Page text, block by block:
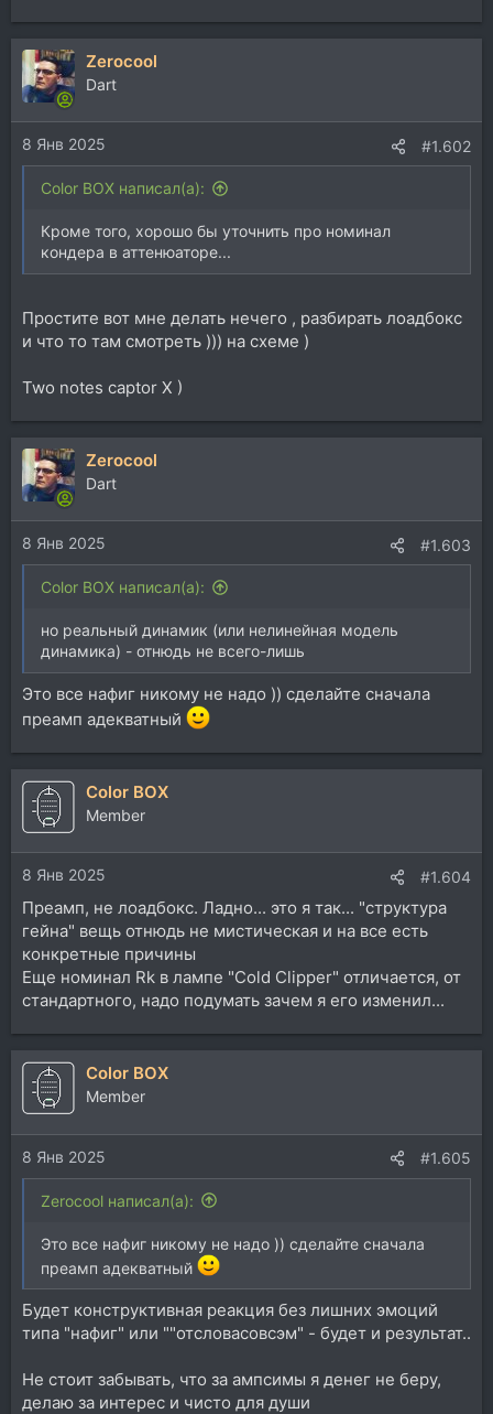
Zerocool
Dart
8 Янв 2025 #1.602
Color BOX написал(а):
Кроме того, хорошо бы уточнить про номинал
кондера в аттенюаторе...
Простите вот мне делать нечего , разбирать лоадбокс
и что то там смотреть ))) на схеме )
Two notes captor X )
Zerocool
Dart
8 Янв 2025 #1.603
Color BOX написал(а):
но реальный динамик (или нелинейная модель
динамика) - отнюдь не всего-лишь
Это все нафиг никому не надо )) сделайте сначала
преамп адекватный
Color BOX
Member
8 Янв 2025 #1.604
Преамп, не лоадбокс. Ладно... это я так... "структура
гейна" вещь отнюдь не мистическая и на все есть
конкретные причины
Еще номинал Rk в лампе "Cold Clipper" отличается, от
стандартного, надо подумать зачем я его изменил...
Color BOX
Member
8 Янв 2025 #1.605
Zerocool написал(а):
Это все нафиг никому не надо )) сделайте сначала
преамп адекватный
Будет конструктивная реакция без лишних эмоций
типа "нафиг" или ""отсловасовсэм" - будет и результат..
Не стоит забывать, что за ампсимы я денег не беру,
делаю за интерес и чисто для души